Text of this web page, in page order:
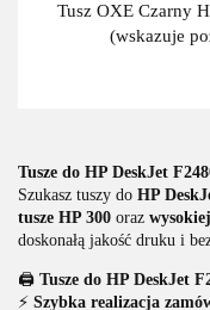
Tusz OXE Czarny
(wskazuje
Tusze do HP DeskJet
Szukasz tuszy do HP
tusze HP 300 oraz
doskonałą jakość druku i
🖨️ Tusze do HP DeskJet
⚡ Szybka realizacja